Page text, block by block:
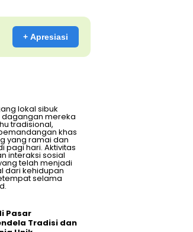
+ Apresiasi
Pasar
Tradisi dan